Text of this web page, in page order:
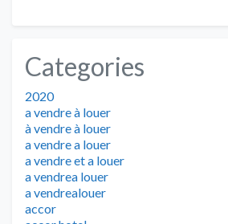
Categories
2020
a vendre à louer
à vendre à louer
a vendre a louer
a vendre et a louer
a vendrea louer
a vendrealouer
accor